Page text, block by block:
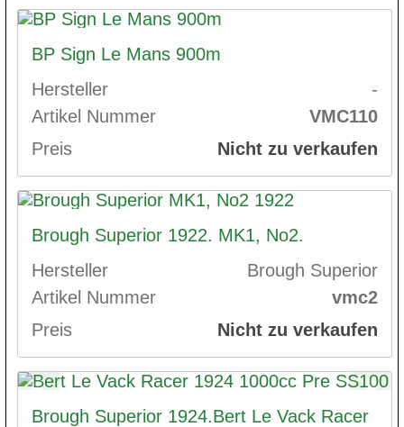
BP Sign Le Mans 900m
Hersteller
-
Artikel Nummer
VMC110
Preis
Nicht zu verkaufen
Brough Superior 1922. MK1, No2.
Hersteller
Brough Superior
Artikel Nummer
vmc2
Preis
Nicht zu verkaufen
Brough Superior 1924.Bert Le Vack Racer